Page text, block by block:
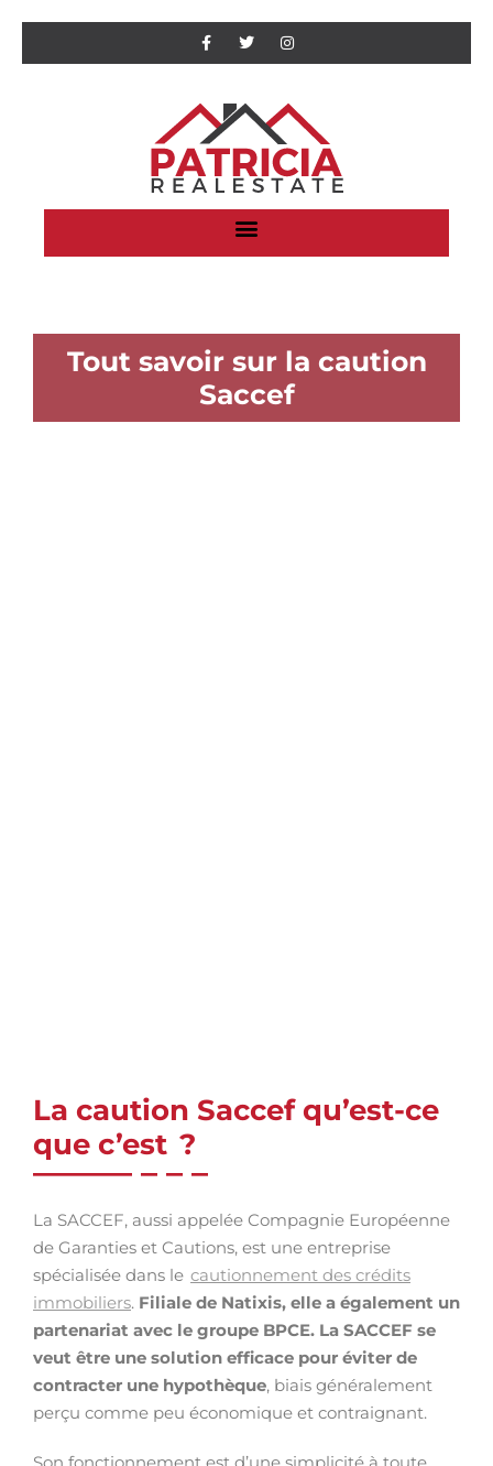
Tout savoir sur la caution
Saccef
La caution Saccef qu’est-ce
que c’est ?
La SACCEF, aussi appelée Compagnie Européenne
de Garanties et Cautions, est une entreprise
spécialisée dans le cautionnement des crédits
immobiliers. Filiale de Natixis, elle a également un
partenariat avec le groupe BPCE. La SACCEF se
veut être une solution efficace pour éviter de
contracter une hypothèque, biais généralement
perçu comme peu économique et contraignant.